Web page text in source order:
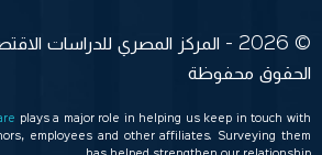
الحقوق محفوظة
plays a major role in helping us keep in touch with
employees and other affiliates. Surveying them